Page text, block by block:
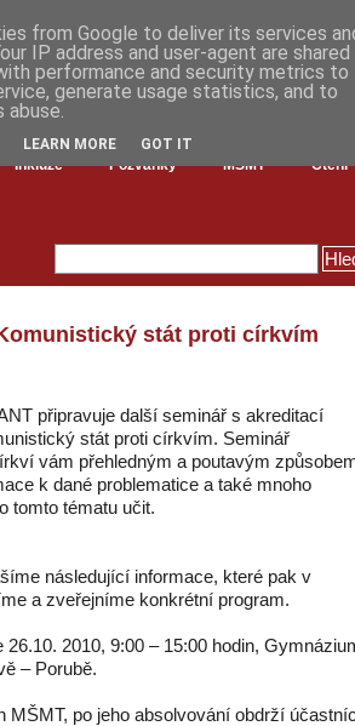
Inkluze Pozvánky MŠMT Čtení
stát proti církvím
připravuje další seminář s akreditací
stát proti církvím. Seminář
vám přehledným a poutavým
k dané problematice a také mnoho
tomto tématu učit.
následující informace, které pak v
a zveřejníme konkrétní program.
26.10. 2010, 9:00 – 15:00 hodin,
– Porubě.
MŠMT, po jeho absolvování obdrží
from Google to deliver its services
IP address and user-agent are shared
performance and security metrics to
generate usage statistics, and to
abuse.
LEARN MORE GOT IT